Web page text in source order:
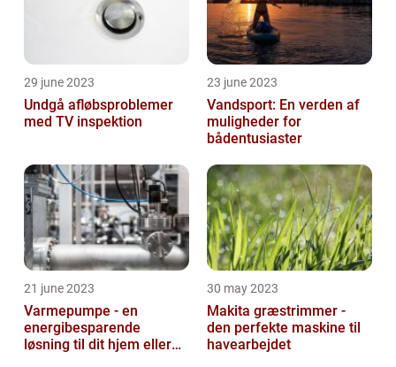
29 june 2023
Undgå afløbsproblemer
med TV inspektion
23 june 2023
Vandsport: En verden af
muligheder for
bådentusiaster
21 june 2023
Varmepumpe - en
energibesparende
løsning til dit hjem eller
30 may 2023
Makita græstrimmer -
den perfekte maskine til
havearbejdet